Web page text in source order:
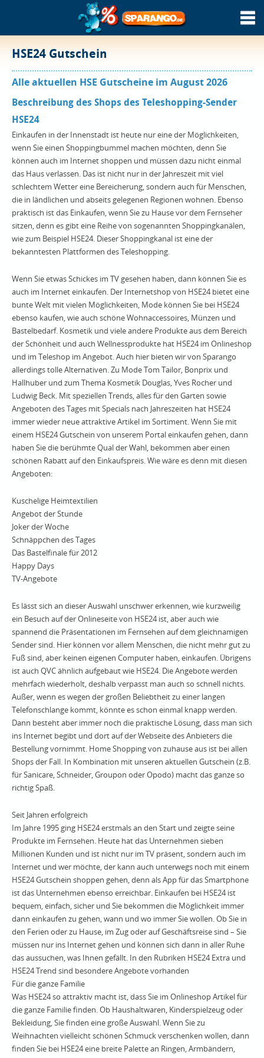
HSE24 Gutschein
Alle aktuellen HSE Gutscheine im August 2026
Beschreibung des Shops des Teleshopping-Sender
HSE24
Einkaufen in der Innenstadt ist heute nur eine der Möglichkeiten,
wenn Sie einen Shoppingbummel machen möchten, denn Sie
können auch im Internet shoppen und müssen dazu nicht einmal
das Haus verlassen. Das ist nicht nur in der Jahreszeit mit viel
schlechtem Wetter eine Bereicherung, sondern auch für Menschen,
die in ländlichen und abseits gelegenen Regionen wohnen. Ebenso
praktisch ist das Einkaufen, wenn Sie zu Hause vor dem Fernseher
sitzen, denn es gibt eine Reihe von sogenannten Shoppingkanälen,
wie zum Beispiel HSE24. Dieser Shoppingkanal ist eine der
bekanntesten Plattformen des Teleshopping.
Wenn Sie etwas Schickes im TV gesehen haben, dann können Sie es
auch im Internet einkaufen. Der Internetshop von HSE24 bietet eine
bunte Welt mit vielen Möglichkeiten, Mode können Sie bei HSE24
ebenso kaufen, wie auch schöne Wohnaccessoires, Münzen und
Bastelbedarf. Kosmetik und viele andere Produkte aus dem Bereich
der Schönheit und auch Wellnessprodukte hat HSE24 im Onlineshop
und im Teleshop im Angebot. Auch hier bieten wir von Sparango
allerdings tolle Alternativen. Zu Mode Tom Tailor, Bonprix und
Hallhuber und zum Thema Kosmetik Douglas, Yves Rocher und
Ludwig Beck. Mit speziellen Trends, alles für den Garten sowie
Angeboten des Tages mit Specials nach Jahreszeiten hat HSE24
immer wieder neue attraktive Artikel im Sortiment. Wenn Sie mit
einem HSE24 Gutschein von unserem Portal einkaufen gehen, dann
haben Sie die berühmte Qual der Wahl, bekommen aber einen
schönen Rabatt auf den Einkaufspreis. Wie wäre es denn mit diesen
Angeboten:
Kuschelige Heimtextilien
Angebot der Stunde
Joker der Woche
Schnäppchen des Tages
Das Bastelfinale für 2012
Happy Days
TV-Angebote
Es lässt sich an dieser Auswahl unschwer erkennen, wie kurzweilig
ein Besuch auf der Onlineseite von HSE24 ist, aber auch wie
spannend die Präsentationen im Fernsehen auf dem gleichnamigen
Sender sind. Hier können vor allem Menschen, die nicht mehr gut zu
Fuß sind, aber keinen eigenen Computer haben, einkaufen. Übrigens
ist auch QVC ähnlich aufgebaut wie HSE24. Die Angebote werden
mehrfach wiederholt, deshalb verpasst man auch so schnell nichts.
Außer, wenn es wegen der großen Beliebtheit zu einer langen
Telefonschlange kommt, könnte es schon einmal knapp werden.
Dann besteht aber immer noch die praktische Lösung, dass man sich
ins Internet begibt und dort auf der Webseite des Anbieters die
Bestellung vornimmt. Home Shopping von zuhause aus ist bei allen
Shops der Fall. In Kombination mit unseren aktuellen Gutschein (z.B.
für Sanicare, Schneider, Groupon oder Opodo) macht das ganze so
richtig Spaß.
Seit Jahren erfolgreich
Im Jahre 1995 ging HSE24 erstmals an den Start und zeigte seine
Produkte im Fernsehen. Heute hat das Unternehmen sieben
Millionen Kunden und ist nicht nur im TV präsent, sondern auch im
Internet und wer möchte, der kann auch unterwegs noch mit einem
HSE24 Gutschein shoppen gehen, denn als App für das Smartphone
ist das Unternehmen ebenso erreichbar. Einkaufen bei HSE24 ist
bequem, einfach, sicher und Sie bekommen die Möglichkeit immer
dann einkaufen zu gehen, wann und wo immer Sie wollen. Ob Sie in
den Ferien oder zu Hause, im Zug oder auf Geschäftsreise sind – Sie
müssen nur ins Internet gehen und können sich dann in aller Ruhe
das aussuchen, was Ihnen gefällt. In den Rubriken HSE24 Extra und
HSE24 Trend sind besondere Angebote vorhanden
Für die ganze Familie
Was HSE24 so attraktiv macht ist, dass Sie im Onlineshop Artikel für
die ganze Familie finden. Ob Haushaltwaren, Kinderspielzeug oder
Bekleidung, Sie finden eine große Auswahl. Wenn Sie zu
Weihnachten vielleicht schönen Schmuck verschenken wollen, dann
finden Sie bei HSE24 eine breite Palette an Ringen, Armbändern,